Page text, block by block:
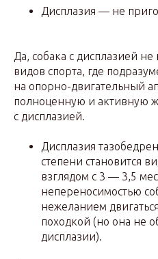
Дисплазия — не
Да, собака с дисплазией
видов спорта, где
на опорно-двигательный
полноценную и активную
с дисплазией.
Дисплазия
степени становится
взглядом с 3 — 3,5
непереносимостью
нежеланием
походкой (но она не
дисплазии).